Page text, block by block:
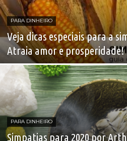
PARA DINHEIRO
Veja dicas especiais para a
Atraia amor e prosperidade!
PARA DINHEIRO
Simpatias para 2020 por